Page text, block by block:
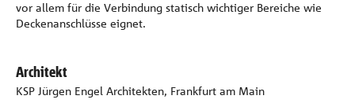
vor allem für die Verbindung statisch wichtiger Bereiche wie
Deckenanschlüsse eignet.
Architekt
KSP Jürgen Engel Architekten, Frankfurt am Main